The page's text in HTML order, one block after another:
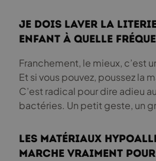
Je dois laver la literie
enfant à quelle
Franchement, le mieux, c’est
Et si vous pouvez, poussez la
C’est radical pour dire adieu
bactéries. Un petit geste, un
Les matériaux
marche vraiment